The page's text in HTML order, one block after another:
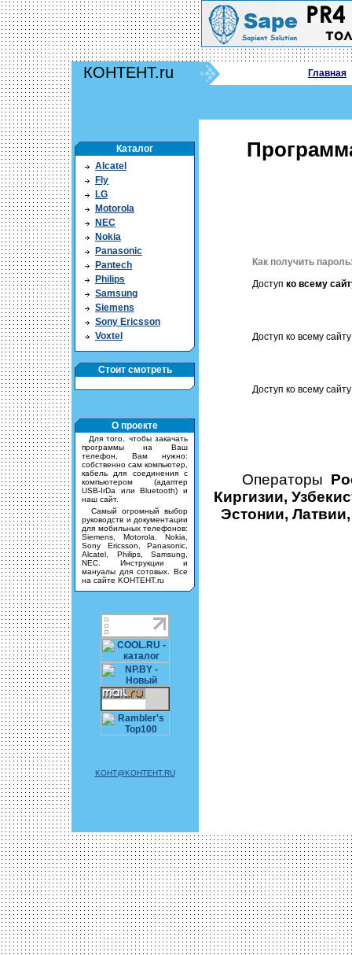
КОНТЕНТ.ru Главная
Каталог
Alcatel
Fly
LG
Motorola
NEC
Nokia
Panasonic
Pantech
Philips
Samsung
Siemens
Sony Ericsson
Voxtel
Стоит смотреть
О проекте
Для того, чтобы закачать
программы на Ваш
телефон, Вам нужно:
собственно сам компьютер,
кабель для соединения с
компьютером (адаптер
USB-IrDa или Bluetooth) и
наш сайт.
Самый огромный выбор
руководств и документации
для мобильных телефонов:
Siemens, Motorola, Nokia,
Sony Ericsson, Panasonic,
Alcatel, Philips, Samsung,
NEC. Инструкции и
мануалы для сотовых. Все
на сайте KOHTEHT.ru
KOHT@KOHTEHT.RU
Как получить
Доступ ко всему
Доступ ко всему
Доступ ко всему
Операторы
Киргизии,
Эстонии,